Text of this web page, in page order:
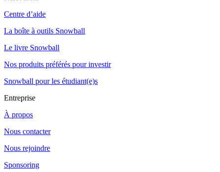
Centre d’aide
La boîte à outils Snowball
Le livre Snowball
Nos produits préférés pour investir
Snowball pour les étudiant(e)s
Entreprise
À propos
Nous contacter
Nous rejoindre
Sponsoring